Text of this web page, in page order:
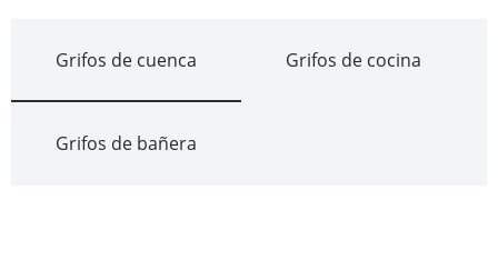
Grifos de cuenca Grifos de cocina
Grifos de bañera